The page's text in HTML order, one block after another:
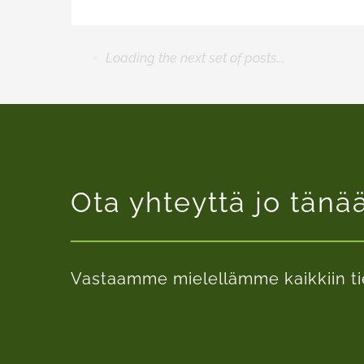
Loading the next set of posts...
Ota yhteyttä jo
Vastaamme mielellämme kaikkiin